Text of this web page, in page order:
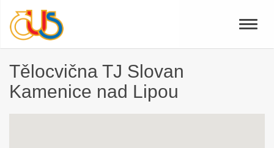
Toggle
Tělocvična TJ Slovan
Kamenice nad Lipou